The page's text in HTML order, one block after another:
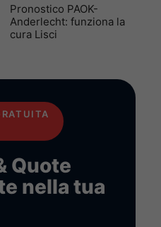
Pronostico PAOK-
Anderlecht: funziona la
cura Lisci
Quote
nella tua